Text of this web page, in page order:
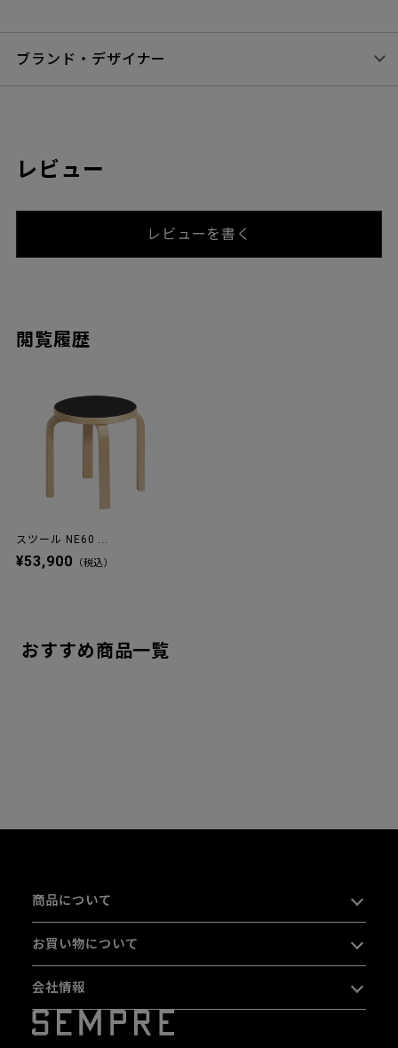
ブランド・デザイナー
レビュー
レビューを書く
閲覧履歴
スツール NE60 ...
¥53,900 （税込）
おすすめ商品一覧
商品について
お買い物について
会社情報